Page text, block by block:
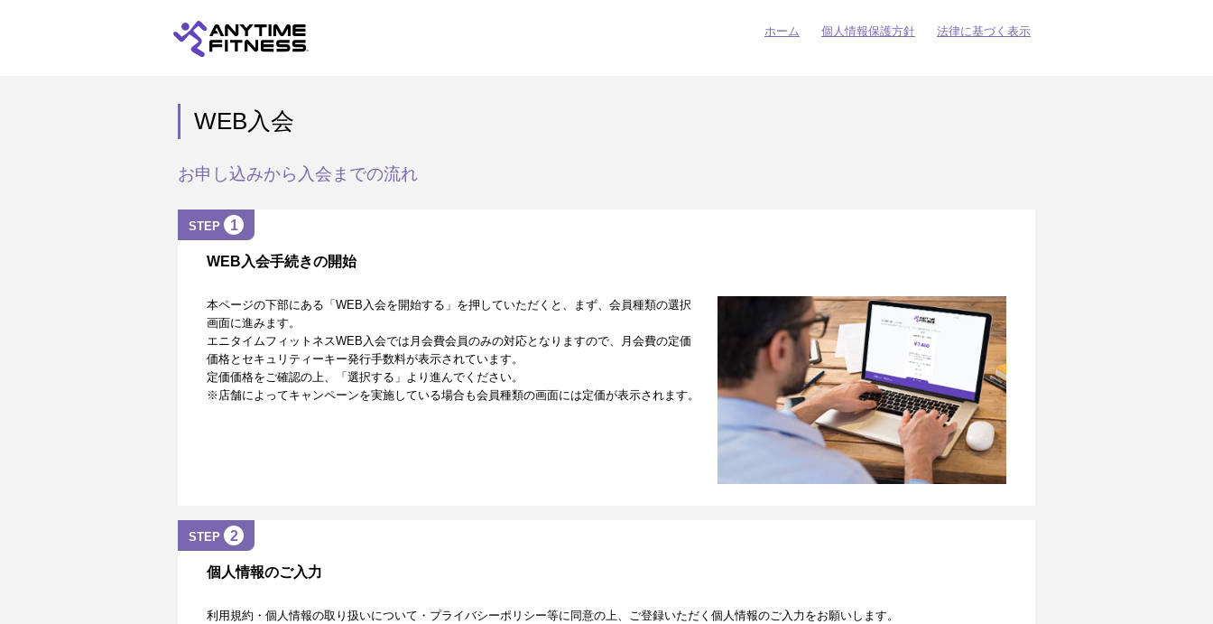
ホーム 個人情報保護方針 法律に基づく表示
WEB入会
お申し込みから入会までの流れ
STEP 1
WEB入会手続きの開始
本ページの下部にある「WEB入会を開始する」を押していただくと、まず、会員種類の選択
画面に進みます。
エニタイムフィットネスWEB入会では月会費会員のみの対応となりますので、月会費の定価
価格とセキュリティーキー発行手数料が表示されています。
定価価格をご確認の上、「選択する」より進んでください。
※店舗によってキャンペーンを実施している場合も会員種類の画面には定価が表示されます。
STEP 2
個人情報のご入力
利用規約・個人情報の取り扱いについて・プライバシーポリシー等に同意の上、ご登録いただく個人情報のご入力をお願いします。